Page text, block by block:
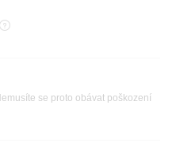
se proto obávat poškození